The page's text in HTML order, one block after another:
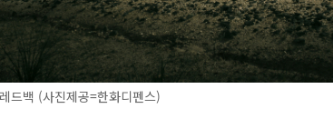
드백 (사진제공=한화디펜스)